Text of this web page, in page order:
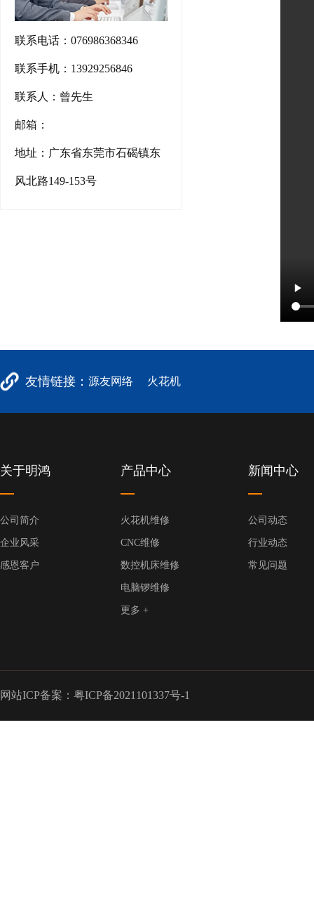
联系电话：076986368346
联系手机：13929256846
联系人：曾先生
邮箱：
地址：广东省东莞市石碣镇东
风北路149-153号
友情链接： 源友网络 火花机
关于明鸿
公司简介
企业风采
感恩客户
产品中心
火花机维修
CNC维修
数控机床维修
电脑锣维修
更多 +
新闻中心
公司动态
行业动态
常见问题
网站ICP备案： 粤ICP备2021101337号-1